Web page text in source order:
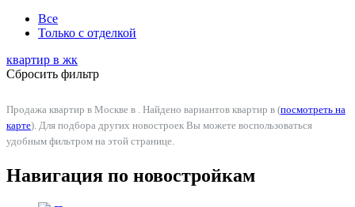
Все
Только с отделкой
квартир в жк
Сбросить фильтр
Продажа квартир в Москве в . Найдено вариантов квартир в (посмотреть на
карте). Для подбора других новостроек Вы можете воспользоваться
удобным фильтром на этой странице.
Навигация по новостройкам